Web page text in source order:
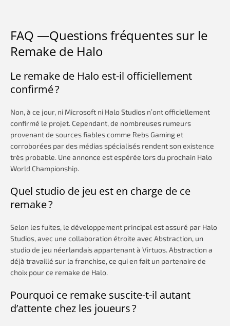
FAQ —Questions fréquentes sur le
Remake de Halo
Le remake de Halo est-il officiellement
confirmé ?
Non, à ce jour, ni Microsoft ni Halo Studios n’ont officiellement
confirmé le projet. Cependant, de nombreuses rumeurs
provenant de sources fiables comme Rebs Gaming et
corroborées par des médias spécialisés rendent son existence
très probable. Une annonce est espérée lors du prochain Halo
World Championship.
Quel studio de jeu est en charge de ce
remake ?
Selon les fuites, le développement principal est assuré par Halo
Studios, avec une collaboration étroite avec Abstraction, un
studio de jeu néerlandais appartenant à Virtuos. Abstraction a
déjà travaillé sur la franchise, ce qui en fait un partenaire de
choix pour ce remake de Halo.
Pourquoi ce remake suscite-t-il autant
d’attente chez les joueurs ?